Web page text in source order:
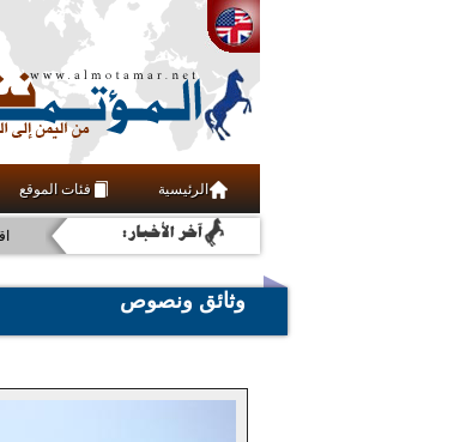
الرئيسية فئات الموقع
فنون
وثائق ونصوص